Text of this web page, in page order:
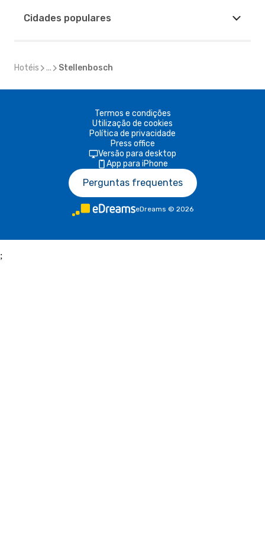
Cidades populares
Hotéis ... Stellenbosch
Termos e condições
Utilização de cookies
Política de privacidade
Press office
Versão para desktop
App para iPhone
Perguntas frequentes
eDreams © 2026
;